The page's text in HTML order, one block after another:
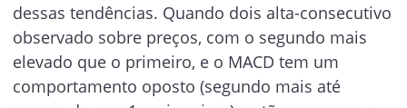
dessas tendências. Quando dois alta-consecutivo
observado sobre preços, com o segundo mais
elevado que o primeiro, e o MACD tem um
comportamento oposto (segundo mais até